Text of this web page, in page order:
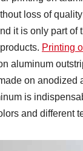
loss of
it is only part
Printing
aluminum
on anodized
is
and different